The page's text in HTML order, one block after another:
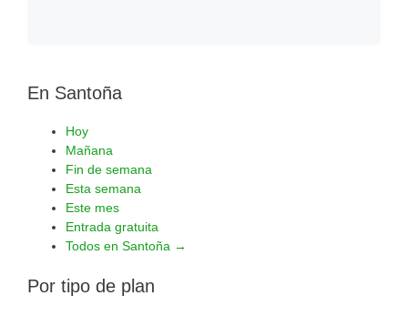
En Santoña
Hoy
Mañana
Fin de semana
Esta semana
Este mes
Entrada gratuita
Todos en Santoña →
Por tipo de plan